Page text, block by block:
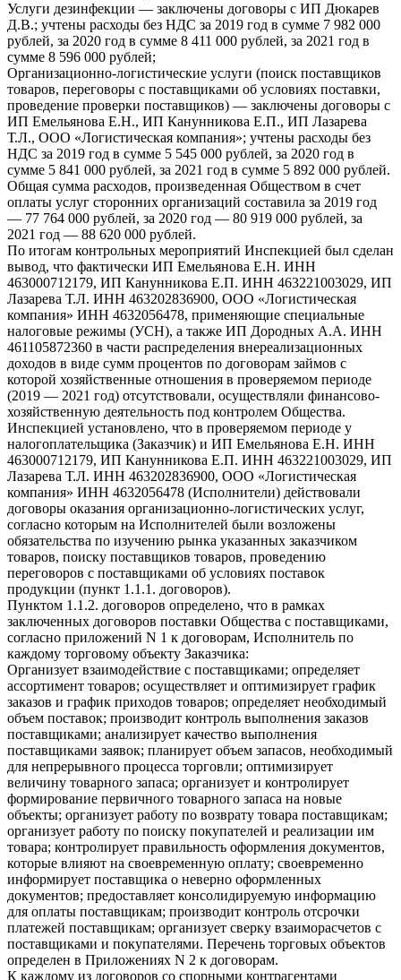
Услуги дезинфекции — заключены договоры с ИП Дюкарев
Д.В.; учтены расходы без НДС за 2019 год в сумме 7 982 000
рублей, за 2020 год в сумме 8 411 000 рублей, за 2021 год в
сумме 8 596 000 рублей;
Организационно-логистические услуги (поиск поставщиков
товаров, переговоры с поставщиками об условиях поставки,
проведение проверки поставщиков) — заключены договоры с
ИП Емельянова Е.Н., ИП Канунникова Е.П., ИП Лазарева
Т.Л., ООО «Логистическая компания»; учтены расходы без
НДС за 2019 год в сумме 5 545 000 рублей, за 2020 год в
сумме 5 841 000 рублей, за 2021 год в сумме 5 892 000 рублей.
Общая сумма расходов, произведенная Обществом в счет
оплаты услуг сторонних организаций составила за 2019 год
— 77 764 000 рублей, за 2020 год — 80 919 000 рублей, за
2021 год — 88 620 000 рублей.
По итогам контрольных мероприятий Инспекцией был сделан
вывод, что фактически ИП Емельянова Е.Н. ИНН
463000712179, ИП Канунникова Е.П. ИНН 463221003029, ИП
Лазарева Т.Л. ИНН 463202836900, ООО «Логистическая
компания» ИНН 4632056478, применяющие специальные
налоговые режимы (УСН), а также ИП Дородных А.А. ИНН
461105872360 в части распределения внереализационных
доходов в виде сумм процентов по договорам займов с
которой хозяйственные отношения в проверяемом периоде
(2019 — 2021 год) отсутствовали, осуществляли финансово-
хозяйственную деятельность под контролем Общества.
Инспекцией установлено, что в проверяемом периоде у
налогоплательщика (Заказчик) и ИП Емельянова Е.Н. ИНН
463000712179, ИП Канунникова Е.П. ИНН 463221003029, ИП
Лазарева Т.Л. ИНН 463202836900, ООО «Логистическая
компания» ИНН 4632056478 (Исполнители) действовали
договоры оказания организационно-логистических услуг,
согласно которым на Исполнителей были возложены
обязательства по изучению рынка указанных заказчиком
товаров, поиску поставщиков товаров, проведению
переговоров с поставщиками об условиях поставок
продукции (пункт 1.1.1. договоров).
Пунктом 1.1.2. договоров определено, что в рамках
заключенных договоров поставки Общества с поставщиками,
согласно приложений N 1 к договорам, Исполнитель по
каждому торговому объекту Заказчика:
Организует взаимодействие с поставщиками; определяет
ассортимент товаров; осуществляет и оптимизирует график
заказов и график приходов товаров; определяет необходимый
объем поставок; производит контроль выполнения заказов
поставщиками; анализирует качество выполнения
поставщиками заявок; планирует объем запасов, необходимый
для непрерывного процесса торговли; оптимизирует
величину товарного запаса; организует и контролирует
формирование первичного товарного запаса на новые
объекты; организует работу по возврату товара поставщикам;
организует работу по поиску покупателей и реализации им
товара; контролирует правильность оформления документов,
которые влияют на своевременную оплату; своевременно
информирует поставщика о неверно оформленных
документов; предоставляет консолидируемую информацию
для оплаты поставщикам; производит контроль отсрочки
платежей поставщикам; организует сверку взаиморасчетов с
поставщиками и покупателями. Перечень торговых объектов
определен в Приложениях N 2 к договорам.
К каждому из договоров со спорными контрагентами